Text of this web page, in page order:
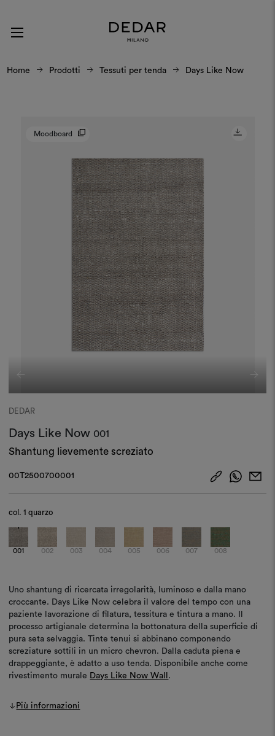
Home Prodotti Tessuti per tenda Days Like Now
Moodboard
DEDAR
Days Like Now 001
Shantung lievemente screziato
00T2500700001
col.1 quarzo
001 002 003 004 005 006 007 008
Uno shantung di ricercata irregolarità, luminoso e dalla mano
croccante. Days Like Now celebra il valore del tempo con una
paziente lavorazione di filatura, tessitura e tintura a mano. Il
processo artigianale determina la bottonatura della superficie di
pura seta selvaggia. Tinte tenui si abbinano componendo
screziature sottili in un micro chevron. Dalla caduta piena e
drappeggiante, è adatto a uso tenda. Disponibile anche come
rivestimento murale Days Like Now Wall .
Più informazioni